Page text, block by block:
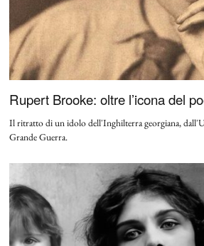
Rupert Brooke: oltre l’icona del
Il ritratto di un idolo dell'Inghilterra georgiana,
Grande Guerra.